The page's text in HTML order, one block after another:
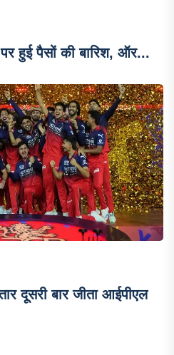
हुई पैसों की बारिश, ऑर...
दूसरी बार जीता आईपीएल